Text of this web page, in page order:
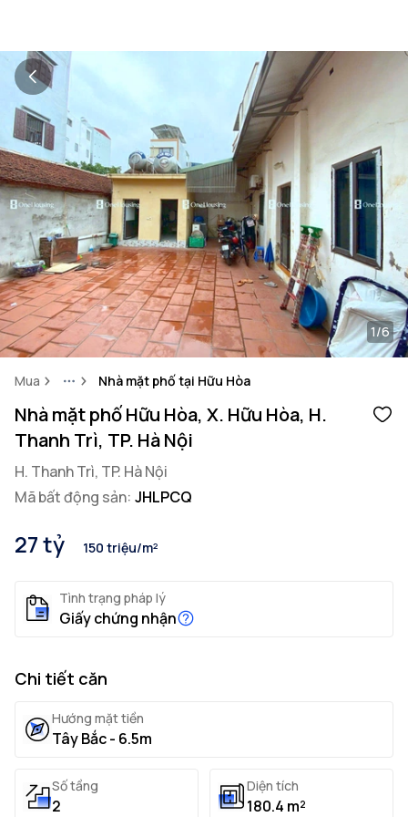
Mua MoreNhà mặt phố tại Hữu Hòa
1/6
Nhà mặt phố Hữu Hòa, X. Hữu Hòa, H.
Thanh Trì, TP. Hà Nội
H. Thanh Trì, TP. Hà Nội
Mã bất động sản: JHLPCQ
27 tỷ 150 triệu/m²
Tình trạng pháp lý
Giấy chứng nhận
Chi tiết căn
Hướng mặt tiền
Tây Bắc - 6.5m
Số tầng
2
Diện tích
180.4 m²